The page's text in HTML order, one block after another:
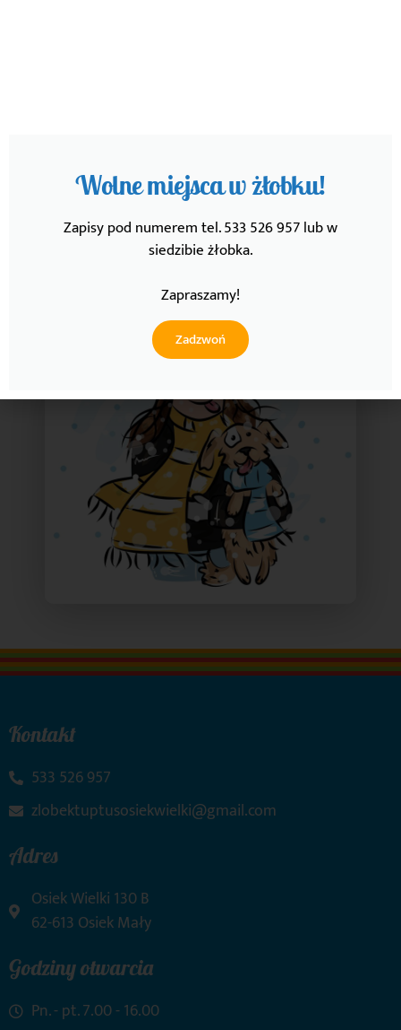
Wpłata wpisowego jest bezzwrotna i równoznaczna z
podpisaniem umowy przedwstępnej.
Kontakt
533 526 957
zlobektuptusosiekwielki@gmail.com
Adres
Osiek Wielki 130 B
62-613 Osiek Mały
Godziny otwarcia
Pn. - pt. 7.00 - 16.00
Wolne miejsca w żłobku!
Zapisy pod numerem tel. 533 526 957 lub w
siedzibie żłobka.
Zapraszamy!
Zadzwoń